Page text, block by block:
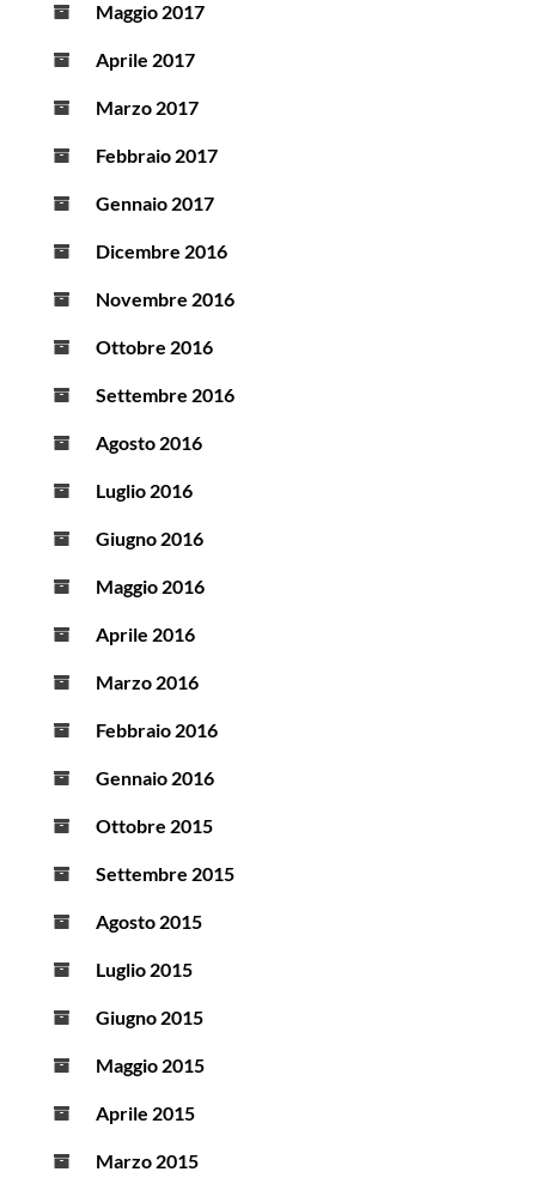
Maggio 2017
Aprile 2017
Marzo 2017
Febbraio 2017
Gennaio 2017
Dicembre 2016
Novembre 2016
Ottobre 2016
Settembre 2016
Agosto 2016
Luglio 2016
Giugno 2016
Maggio 2016
Aprile 2016
Marzo 2016
Febbraio 2016
Gennaio 2016
Ottobre 2015
Settembre 2015
Agosto 2015
Luglio 2015
Giugno 2015
Maggio 2015
Aprile 2015
Marzo 2015